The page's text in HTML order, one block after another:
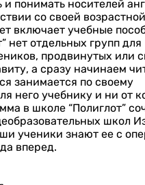
и понимать носителей
со своей возрастной
включает учебные
нет отдельных групп для
продвинутых или
а сразу начинаем
занимается по своему
него учебнику и ни от
в школе “Полиглот”
школ
ученики знают ее c
вперед.